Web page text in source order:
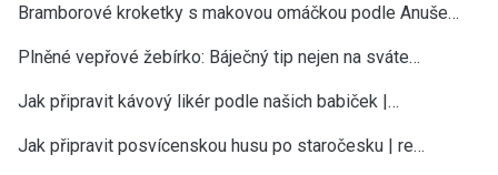
Bramborové kroketky s makovou omáčkou podle Anuše…
Plněné vepřové žebírko: Báječný tip nejen na sváte…
Jak připravit kávový likér podle našich babiček |…
Jak připravit posvícenskou husu po staročesku | re…